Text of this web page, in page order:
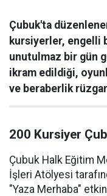
Çubuk'ta
kursiyerler, engelli
unutulmaz bir gün
ikram edildiği,
ve beraberlik
200 Kursiyer
Çubuk Halk Eğitim
İşleri Atölyesi
"Yaza Merhaba"